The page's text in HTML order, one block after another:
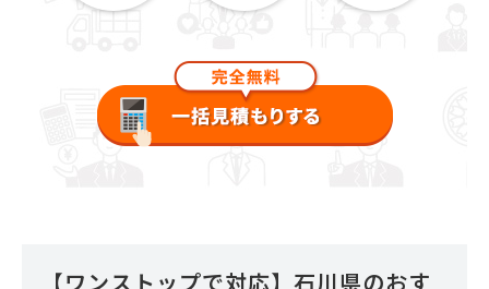
【ワンストップで対応】石川県のおす